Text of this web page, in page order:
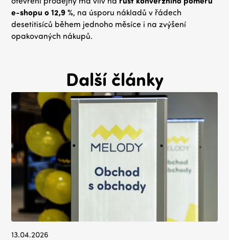
e-shopu o 12,9 %, na úsporu nákladů v řádech
desetitisíců během jednoho měsíce i na zvýšení
opakovaných nákupů.
Další články
13.04.2026